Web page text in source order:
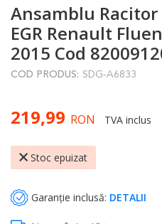
to
the
beginning
of
the
gallery
Ansamblu Racitor
EGR Renault
2015 Cod
COD PRODUS: SDG-A6833
219,99 RON TVA inclus
Stoc epuizat
Garanție inclusă: DETALII